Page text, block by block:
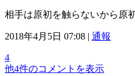
相手は原初を触らないから原
2018年4月5日 07:08 | 通報
4
他4件のコメントを表示